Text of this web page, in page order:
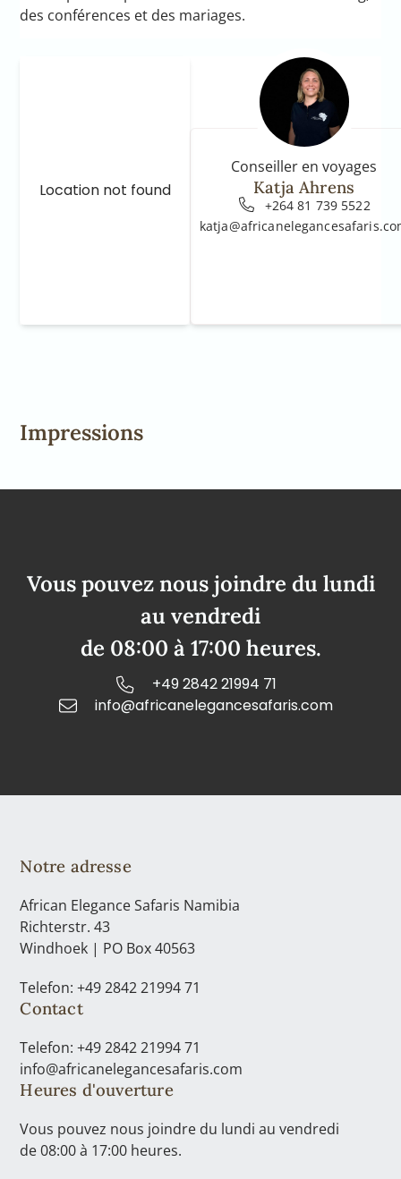
des conférences et des mariages.
Conseiller en voyages
Katja Ahrens
+264 81 739 5522
Location not found
Impressions
Vous pouvez nous joindre du lundi
au vendredi
de 08:00 à 17:00 heures.
+49 2842 21994 71
info@africanelegancesafaris.com
Notre adresse
African Elegance Safaris Namibia
Richterstr. 43
Windhoek | PO Box 40563
Telefon: +49 2842 21994 71
Contact
Telefon: +49 2842 21994 71
info@africanelegancesafaris.com
Heures d'ouverture
Vous pouvez nous joindre du lundi au vendredi
de 08:00 à 17:00 heures.